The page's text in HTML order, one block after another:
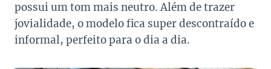
possui um tom mais neutro. Além de trazer
jovialidade, o modelo fica super descontraído e
informal, perfeito para o dia a dia.